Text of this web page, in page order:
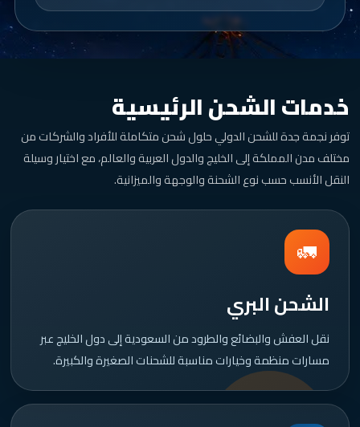
خدمات الشحن الرئيسية
توفر نجمة جدة للشحن الدولي حلول شحن متكاملة للأفراد والشركات من
مختلف مدن المملكة إلى الخليج والدول العربية والعالم، مع اختيار وسيلة
النقل الأنسب حسب نوع الشحنة والوجهة والميزانية.
🚛
الشحن البري
نقل العفش والبضائع والطرود من السعودية إلى دول الخليج عبر
مسارات منظمة وخيارات مناسبة للشحنات الصغيرة والكبيرة.